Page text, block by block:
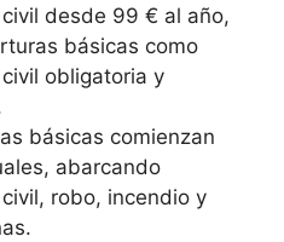
desde 99 € al año,
básicas como
obligatoria y
básicas comienzan
abarcando
robo, incendio y